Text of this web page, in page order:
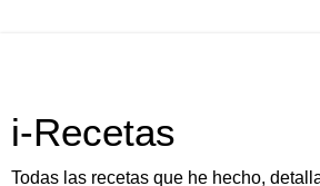
i-Recetas
Todas las recetas que he hecho,